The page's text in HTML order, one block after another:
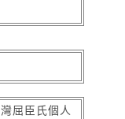
屈臣氏個人